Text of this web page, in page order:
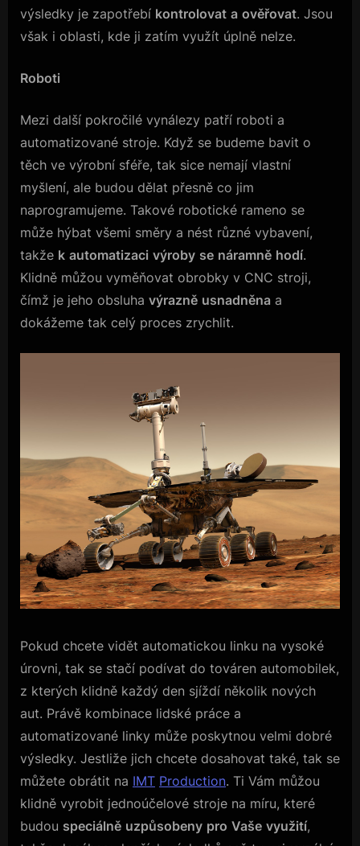
výsledky je zapotřebí kontrolovat a ověřovat. Jsou
však i oblasti, kde ji zatím využít úplně nelze.
Roboti
Mezi další pokročilé vynálezy patří roboti a
automatizované stroje. Když se budeme bavit o
těch ve výrobní sféře, tak sice nemají vlastní
myšlení, ale budou dělat přesně co jim
naprogramujeme. Takové robotické rameno se
může hýbat všemi směry a nést různé vybavení,
takže k automatizaci výroby se náramně hodí.
Klidně můžou vyměňovat obrobky v CNC stroji,
čímž je jeho obsluha výrazně usnadněna a
dokážeme tak celý proces zrychlit.
Pokud chcete vidět automatickou linku na vysoké
úrovni, tak se stačí podívat do továren automobilek,
z kterých klidně každý den sjíždí několik nových
aut. Právě kombinace lidské práce a
automatizované linky může poskytnou velmi dobré
výsledky. Jestliže jich chcete dosahovat také, tak se
můžete obrátit na IMT Production. Ti Vám můžou
klidně vyrobit jednoúčelové stroje na míru, které
budou speciálně uzpůsobeny pro Vaše využití,